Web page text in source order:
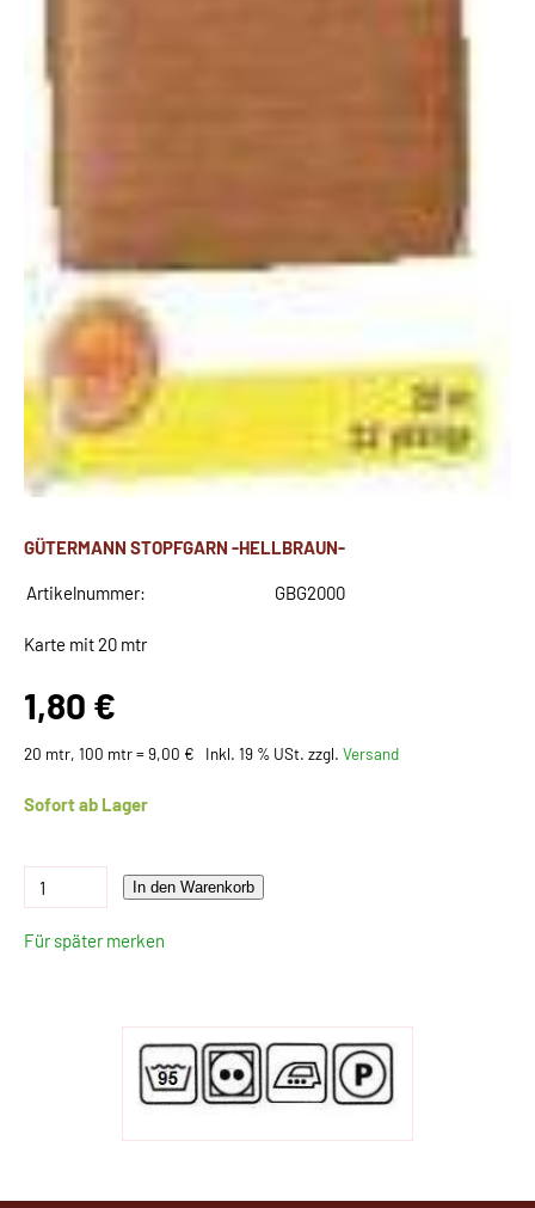
GÜTERMANN STOPFGARN -HELLBRAUN-
Artikelnummer: GBG2000
Karte mit 20 mtr
1,80 €
20 mtr, 100 mtr = 9,00 € Inkl. 19 % USt. zzgl. Versand
Sofort ab Lager
In den Warenkorb
Für später merken